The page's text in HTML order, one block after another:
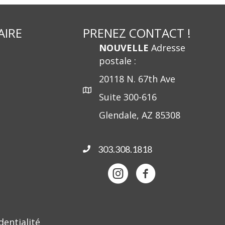
PRENEZ CONTACT !
NOUVELLE Adresse
postale :
20118 N. 67th Ave
Suite 300-616
Glendale, AZ 85308
303.308.1818